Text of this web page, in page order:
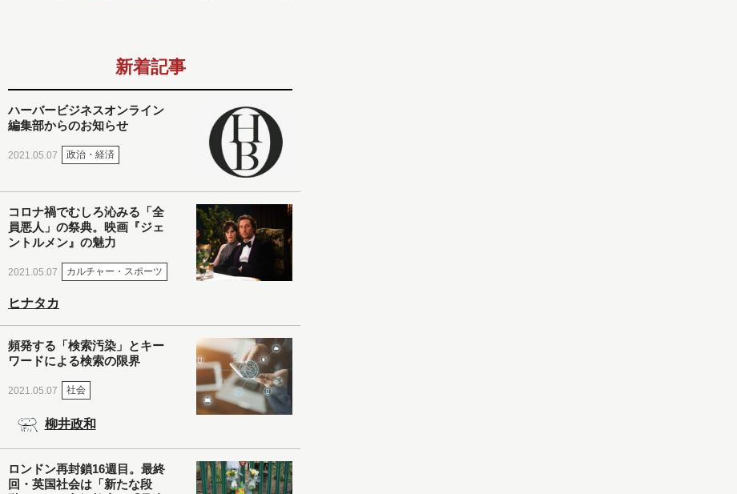
新着記事
ハーバービジネスオンライン
編集部からのお知らせ
2021.05.07 政治・経済
コロナ禍でむしろ沁みる「全
員悪人」の祭典。映画『ジェ
ントルメン』の魅力
2021.05.07 カルチャー・スポーツ
ヒナタカ
頻発する「検索汚染」とキー
ワードによる検索の限界
2021.05.07 社会
柳井政和
ロンドン再封鎖16週目。最終
回・英国社会は「新たな段